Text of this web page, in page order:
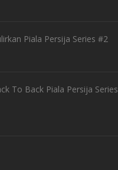
Piala Persija Series #2
To Back Piala Persija Series